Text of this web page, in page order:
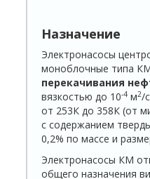
Назначение
Электронасосы
моноблочные типа
перекачивания
вязкостью до 10-4 м2/
от 253К до 358К (от
с содержанием
0,2% по массе и
Электронасосы КМ
общего назначения